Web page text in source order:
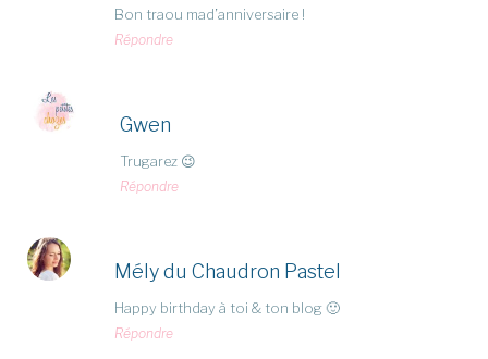
Bon traou mad’anniversaire !
Répondre
Gwen
Trugarez 😉
Répondre
Mély du Chaudron Pastel
Happy birthday à toi & ton blog 🙂
Répondre